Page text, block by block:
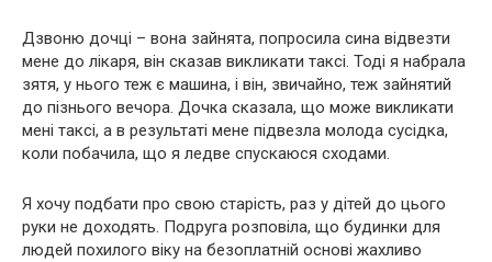
Дзвоню дочці – вона зайнята, попросила сина відвезти
мене до лікаря, він сказав викликати таксі. Тоді я набрала
зятя, у нього теж є машина, і він, звичайно, теж зайнятий
до пізнього вечора. Дочка сказала, що може викликати
мені таксі, а в результаті мене підвезла молода сусідка,
коли побачила, що я ледве спускаюся сходами.
Я хочу подбати про свою старість, раз у дітей до цього
руки не доходять. Подруга розповіла, що будинки для
людей похилого віку на безоплатній основі жахливо